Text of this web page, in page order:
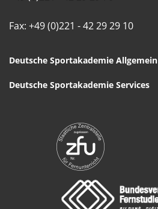
Fax: +49 (0)221 - 42 29 29 10
Deutsche Sportakademie Allgemein
Deutsche Sportakademie Services